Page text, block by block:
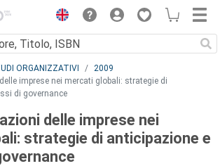
ORGANIZZATIVI
2009
imprese nei mercati globali: strategie di
di governance
delle imprese nei
strategie di anticipazione e